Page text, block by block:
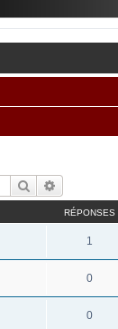
Rechercher
RÉPONSES
1
0
0